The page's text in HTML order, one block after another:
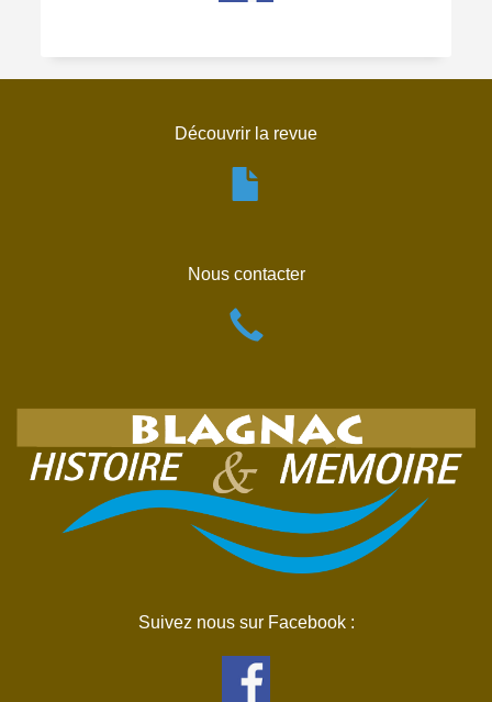
Découvrir la revue
Nous contacter
Suivez nous sur Facebook :